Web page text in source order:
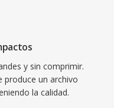
y sin comprimir.
produce un archivo
la calidad.